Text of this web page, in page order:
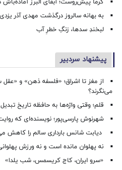
گرما پیش‌روست؛ آبفای البرز آماده‌باش
به بهانه سالروز درگذشت مهدی آذر یزدی
لبخندِ سدها، زنگِ خطرِ آب
پیشنهاد سردبیر
از مغز تا اشراق؛ «فلسفه ذهن» و
می‌نگرند؟
قلم؛ وقتی واژه‌ها به حافظه تاریخ
شهرنوش پارسی‌پور؛ نویسنده‌ای که
دیابت شانس بارداری سالم را کاهش
نه پهلوان مانده است و نه ورزش
«سرو ایران، کاج کریسمس، شب یلدا»